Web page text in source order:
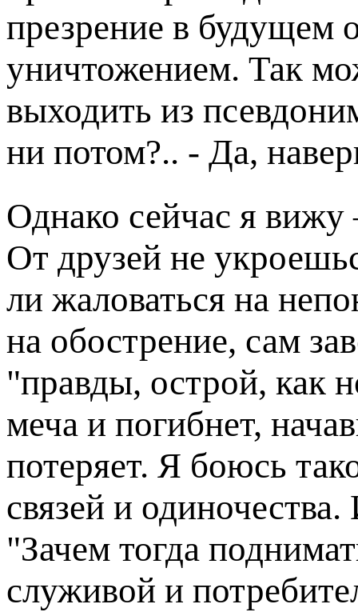
презрение в будущем
уничтожением. Так
выходить из
ни потом?.. - Да,
Однако сейчас я вижу
От друзей не
ли жаловаться на
на обострение, сам
"правды, острой, как
меча и погибнет,
потеряет. Я боюсь
связей и
"Зачем тогда
служивой и